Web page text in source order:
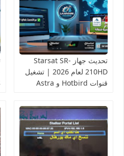
تحديث جهاز Starsat SR-
210HD لعام 2026 | تشغيل
قنوات Hotbird و Astra